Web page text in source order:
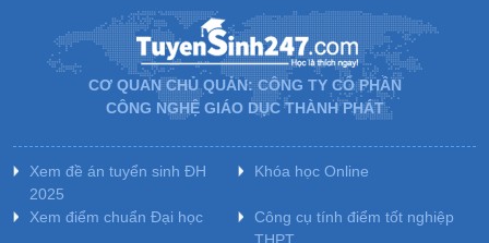
CƠ QUAN CHỦ QUẢN: CÔNG TY CỔ PHẦN
CÔNG NGHỆ GIÁO DỤC THÀNH PHÁT
Xem đề án tuyển sinh ĐH
2025
Khóa học Online
Xem điểm chuẩn Đại học
Công cụ tính điểm tốt nghiệp